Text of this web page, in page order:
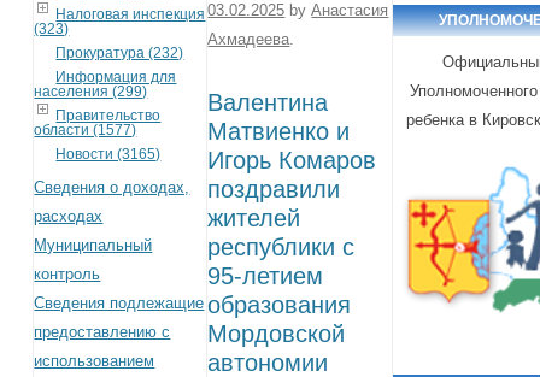
Налоговая инспекция
(323)
Прокуратура (232)
Информация для
населения (299)
Правительство
области (1577)
Новости (3165)
Сведения о доходах,
расходах
Муниципальный
контроль
Сведения подлежащие
предоставлению с
использованием
03.02.2025 byАнастасия
Ахмадеева.
Валентина
Матвиенко и
Игорь Комаров
поздравили
жителей
республики с
95-летием
образования
Мордовской
автономии
ребенка в